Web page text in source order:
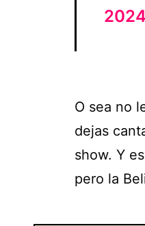
2024
O sea no
dejas
show. Y
pero la